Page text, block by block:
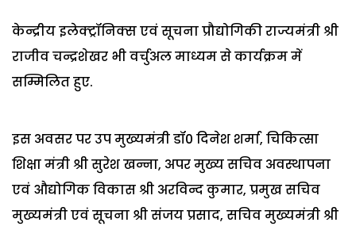
केन्द्रीय इलेक्ट्रॉनिक्स एवं सूचना प्रौद्योगिकी राज्यमंत्री श्री
राजीव चन्द्रशेखर भी वर्चुअल माध्यम से कार्यक्रम में
सम्मिलित हुए.
इस अवसर पर उप मुख्यमंत्री डॉ0 दिनेश शर्मा, चिकित्सा
शिक्षा मंत्री श्री सुरेश खन्ना, अपर मुख्य सचिव अवस्थापना
एवं औद्योगिक विकास श्री अरविन्द कुमार, प्रमुख सचिव
मुख्यमंत्री एवं सूचना श्री संजय प्रसाद, सचिव मुख्यमंत्री श्री